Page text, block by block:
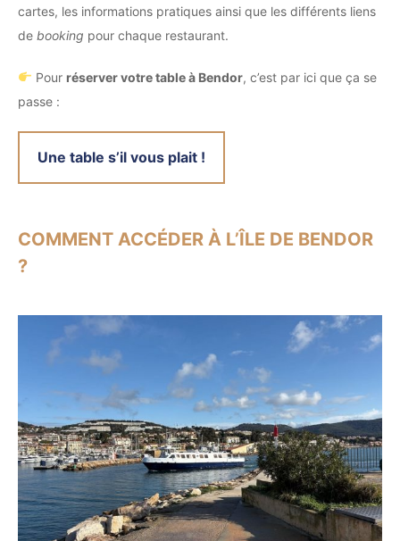
cartes, les informations pratiques ainsi que les différents liens
de booking pour chaque restaurant.
Pour réserver votre table à Bendor, c’est par ici que ça se
passe :
Une table s’il vous plait !
COMMENT ACCÉDER À L’ÎLE DE BENDOR
?